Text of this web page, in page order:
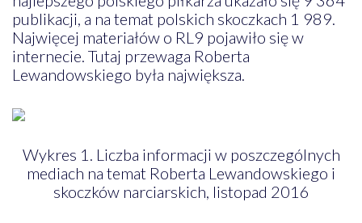
publikacji, a na temat polskich skoczkach 1 989.
Najwięcej materiałów o RL9 pojawiło się w
internecie. Tutaj przewaga Roberta
Lewandowskiego była największa.
Wykres 1. Liczba informacji w poszczególnych
mediach na temat Roberta Lewandowskiego i
skoczków narciarskich, listopad 2016